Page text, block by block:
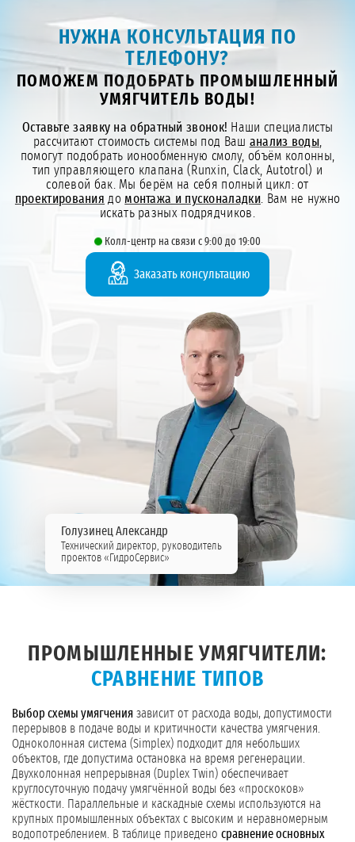
НУЖНА КОНСУЛЬТАЦИЯ ПО
ТЕЛЕФОНУ?
ПОМОЖЕМ ПОДОБРАТЬ ПРОМЫШЛЕННЫЙ
УМЯГЧИТЕЛЬ ВОДЫ!
Оставьте заявку на обратный звонок! Наши специалисты
рассчитают стоимость системы под Ваш анализ воды
помогут подобрать ионообменную смолу, объём колонны,
тип управляющего клапана (Runxin, Clack, Autotrol) и
солевой бак. Мы берём на себя полный цикл: от
проектирования до монтажа и пусконаладки. Вам не нужно
искать разных подрядчиков.
Колл-центр на связи с 9:00 до 19:00
Заказать консультацию
Голузинец Александр
Технический директор, руководитель
проектов «ГидроСервис»
ПРОМЫШЛЕННЫЕ УМЯГЧИТЕЛИ:
СРАВНЕНИЕ ТИПОВ
Выбор схемы умягчения зависит от расхода воды, допустимости
перерывов в подаче воды и критичности качества умягчения.
Одноколонная система (Simplex) подходит для небольших
объектов, где допустима остановка на время регенерации.
Двухколонная непрерывная (Duplex Twin) обеспечивает
круглосуточную подачу умягчённой воды без «проскоков»
жёсткости. Параллельные и каскадные схемы используются на
крупных промышленных объектах с высоким и неравномерным
водопотреблением. В таблице приведено сравнение основных